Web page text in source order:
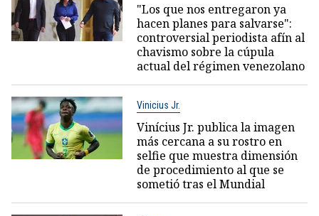
"Los que nos entregaron ya
hacen planes para salvarse":
controversial periodista afín al
chavismo sobre la cúpula
actual del régimen venezolano
Vinicius Jr.
Vinícius Jr. publica la imagen
más cercana a su rostro en
selfie que muestra dimensión
de procedimiento al que se
sometió tras el Mundial